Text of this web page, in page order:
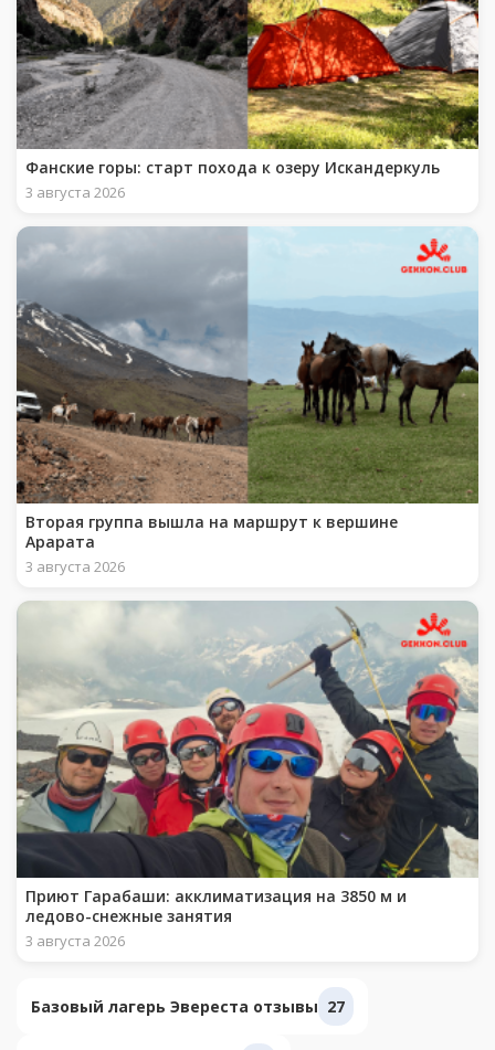
Фанские горы: старт похода к озеру Искандеркуль
3 августа 2026
Вторая группа вышла на маршрут к вершине
Арарата
3 августа 2026
Приют Гарабаши: акклиматизация на 3850 м и
ледово-снежные занятия
3 августа 2026
Базовый лагерь Эвереста отзывы 27